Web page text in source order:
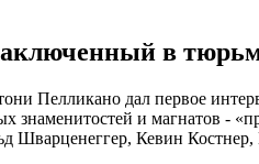
в
Пелликано дал первое
и магнатов -
Кевин